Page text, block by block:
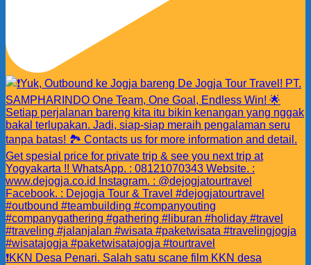
❗️KKN Desa Penari. Salah satu scane film KKN desa